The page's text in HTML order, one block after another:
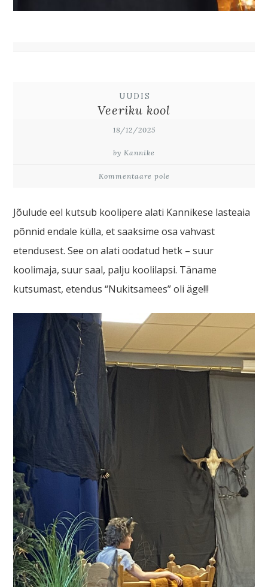
UUDIS
Veeriku kool
18/12/2025
by Kannike
Kommentaare pole
Jõulude eel kutsub koolipere alati Kannikese lasteaia
põnnid endale külla, et saaksime osa vahvast
etendusest. See on alati oodatud hetk – suur
koolimaja, suur saal, palju koolilapsi. Täname
kutsumast, etendus “Nukitsamees” oli äge!!!